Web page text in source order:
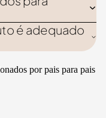
é adequado
por pais para pais